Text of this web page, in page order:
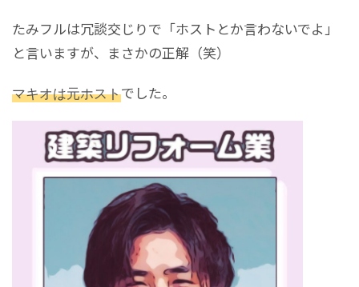
たみフルは冗談交じりで「ホストとか言わないでよ」
と言いますが、まさかの正解（笑）
マキオは元ホストでした。